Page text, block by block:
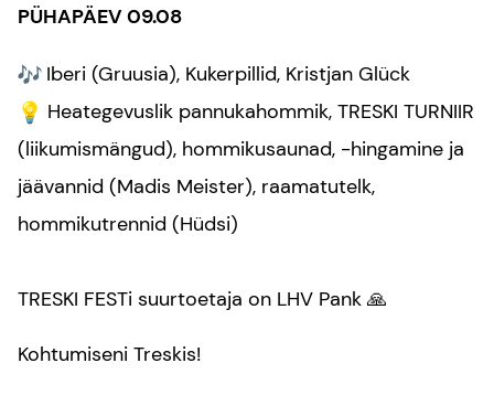
PÜHAPÄEV 09.08
Iberi (Gruusia), Kukerpillid, Kristjan Glück
Heategevuslik pannukahommik, TRESKI TURNIIR
(liikumismängud), hommikusaunad, -hingamine ja
jäävannid (Madis Meister), raamatutelk,
hommikutrennid (Hüdsi)
TRESKI FESTi suurtoetaja on LHV Pank 🙏
Kohtumiseni Treskis!